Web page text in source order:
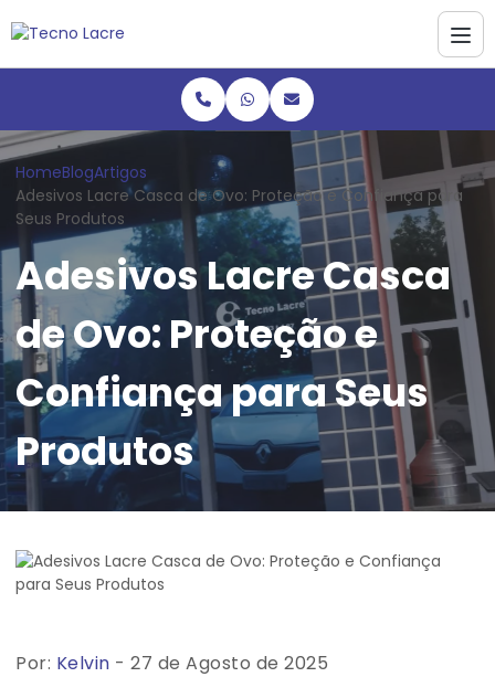
HomeBlogArtigos
Adesivos Lacre Casca de Ovo: Proteção e Confiança para
Seus Produtos
Adesivos Lacre Casca
de Ovo: Proteção e
Confiança para Seus
Produtos
Por: Kelvin - 27 de Agosto de 2025